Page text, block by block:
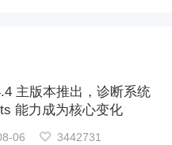
主版本推出，诊断系统
能力成为核心变化
06 3442731